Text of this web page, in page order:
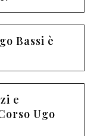
Bassi è
e
Ugo